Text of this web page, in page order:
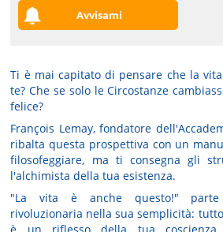
Avvisami
Ti è mai capitato di pensare che la
te? Che se solo leCircostanze
felice?
François Lemay, fondatore
ribalta questa prospettiva con un
filosofeggiare, ma ti consegna gli
l'alchimista della tua esistenza.
"La vita è anche questo!"
rivoluzionaria nella sua semplicità: